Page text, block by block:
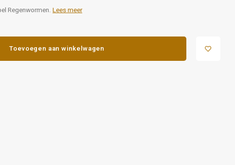
Regenwormen. Lees meer
Toevoegen aan winkelwagen